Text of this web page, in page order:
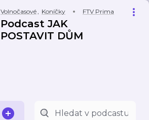
Volnočasové, Koníčky FTV Prima
Podcast JAK
POSTAVIT DŮM